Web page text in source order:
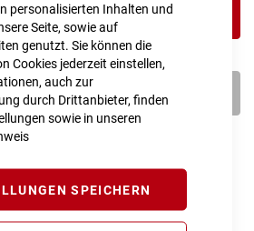
personalisierten Inhalten und
Seite, sowie auf
genutzt. Sie können die
Cookies jederzeit einstellen,
auch zur
durch Drittanbieter, finden
sowie in unseren
SPEICHERN
DEN WARENKORB
VEREINBAREN
|
entdecken!